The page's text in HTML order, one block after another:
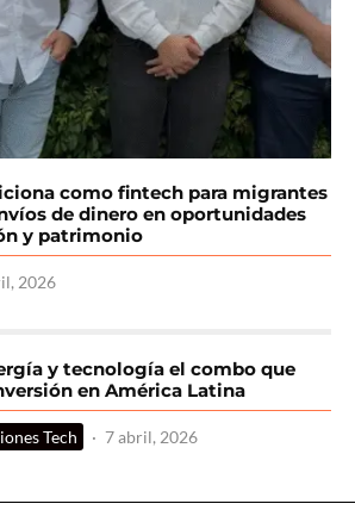
como fintech para migrantes
de dinero en oportunidades
y patrimonio
2026
y tecnología el combo que
en América Latina
Tech · 7 abril, 2026